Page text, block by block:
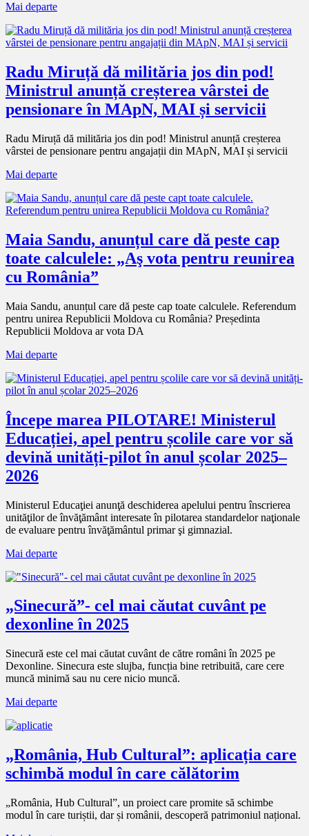
Mai departe
Radu Miruță dă milităria jos din pod!
Ministrul anunță creșterea vârstei de
pensionare în MApN, MAI și servicii
Radu Miruță dă milităria jos din pod! Ministrul anunță creșterea
vârstei de pensionare pentru angajații din MApN, MAI și servicii
Mai departe
Maia Sandu, anunțul care dă peste cap
toate calculele: „Aş vota pentru reunirea
cu România”
Maia Sandu, anunțul care dă peste cap toate calculele. Referendum
pentru unirea Republicii Moldova cu România? Președinta
Republicii Moldova ar vota DA
Mai departe
Începe marea PILOTARE! Ministerul
Educației, apel pentru școlile care vor să
devină unități-pilot în anul școlar 2025–
2026
Ministerul Educaţiei anunţă deschiderea apelului pentru înscrierea
unităţilor de învăţământ interesate în pilotarea standardelor naţionale
de evaluare pentru învăţământul primar şi gimnazial.
Mai departe
„Sinecură”- cel mai căutat cuvânt pe
dexonline în 2025
Sinecură este cel mai căutat cuvânt de către români în 2025 pe
Dexonline. Sinecura este slujba, funcția bine retribuită, care cere
muncă minimă sau nu cere nicio muncă.
Mai departe
„România, Hub Cultural”: aplicația care
schimbă modul în care călătorim
„România, Hub Cultural”, un proiect care promite să schimbe
modul în care turiștii, dar și românii, descoperă patrimoniul național.